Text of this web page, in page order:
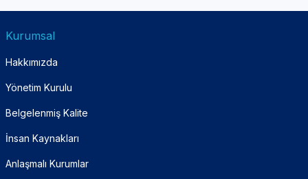
Kurumsal
Hakkımızda
Yönetim Kurulu
Belgelenmiş Kalite
İnsan Kaynakları
Anlaşmalı Kurumlar